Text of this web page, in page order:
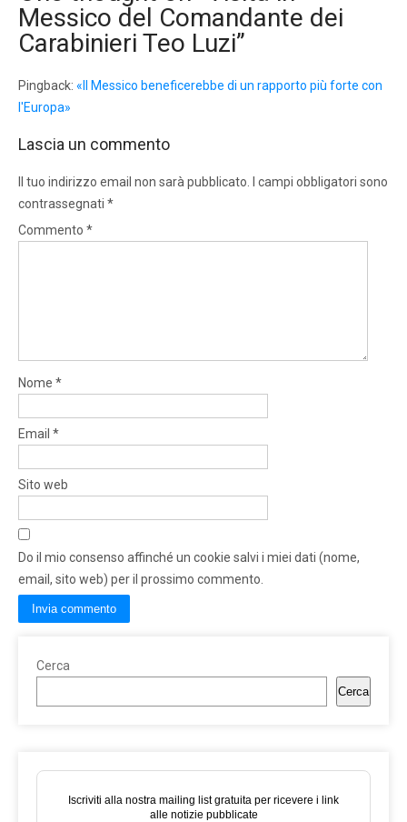
Messico del Comandante dei
Carabinieri Teo Luzi”
Pingback: «Il Messico beneficerebbe di un rapporto più forte con
l'Europa»
Lascia un commento
Il tuo indirizzo email non sarà pubblicato.
I campi obbligatori sono
contrassegnati *
Commento *
Nome *
Email *
Sito web
Do il mio consenso affinché un cookie salvi i miei dati (nome,
email, sito web) per il prossimo commento.
Cerca
Cerca
Iscriviti alla nostra mailing list gratuita per ricevere i link
alle notizie pubblicate